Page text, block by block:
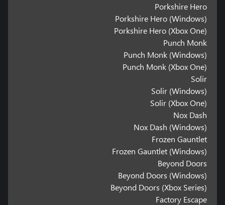
Porkshire Hero
Porkshire Hero (Windows)
Porkshire Hero (Xbox One)
Punch Monk
Punch Monk (Windows)
Punch Monk (Xbox One)
Solir
Solir (Windows)
Solir (Xbox One)
Nox Dash
Nox Dash (Windows)
Frozen Gauntlet
Frozen Gauntlet (Windows)
Beyond Doors
Beyond Doors (Windows)
Beyond Doors (Xbox Series)
Factory Escape